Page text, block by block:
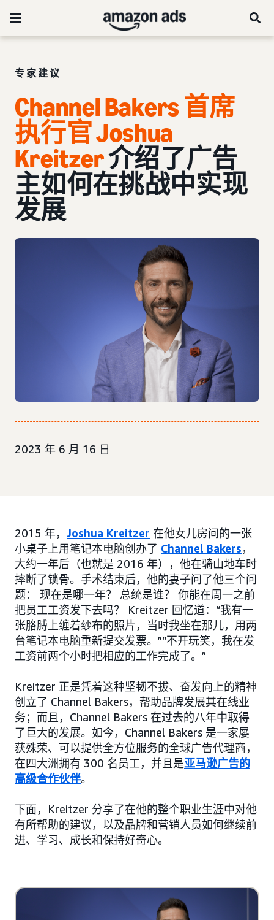
专家建议
Channel Bakers 首席
执行官 Joshua
Kreitzer介绍了广告
主如何在挑战中实现
发展
2023 年 6 月 16 日
2015 年， Joshua Kreitzer 在他女儿房间的一张
小桌子上用笔记本电脑创办了 Channel Bakers，
大约一年后（也就是 2016 年），他在骑山地车时
摔断了锁骨。手术结束后，他的妻子问了他三个问
题： 现在是哪一年？ 总统是谁？ 你能在周一之前
把员工工资发下去吗？ Kreitzer 回忆道：“我有一
张胳膊上缠着纱布的照片，当时我坐在那儿，用两
台笔记本电脑重新提交发票。”“不开玩笑，我在发
工资前两个小时把相应的工作完成了。”
Kreitzer 正是凭着这种坚韧不拔、奋发向上的精神
创立了 Channel Bakers，帮助品牌发展其在线业
务；而且，Channel Bakers 在过去的八年中取得
了巨大的发展。如今，Channel Bakers 是一家屡
获殊荣、可以提供全方位服务的全球广告代理商，
在四大洲拥有 300 名员工，并且是亚马逊广告的
高级合作伙伴。
下面，Kreitzer 分享了在他的整个职业生涯中对他
有所帮助的建议，以及品牌和营销人员如何继续前
进、学习、成长和保持好奇心。